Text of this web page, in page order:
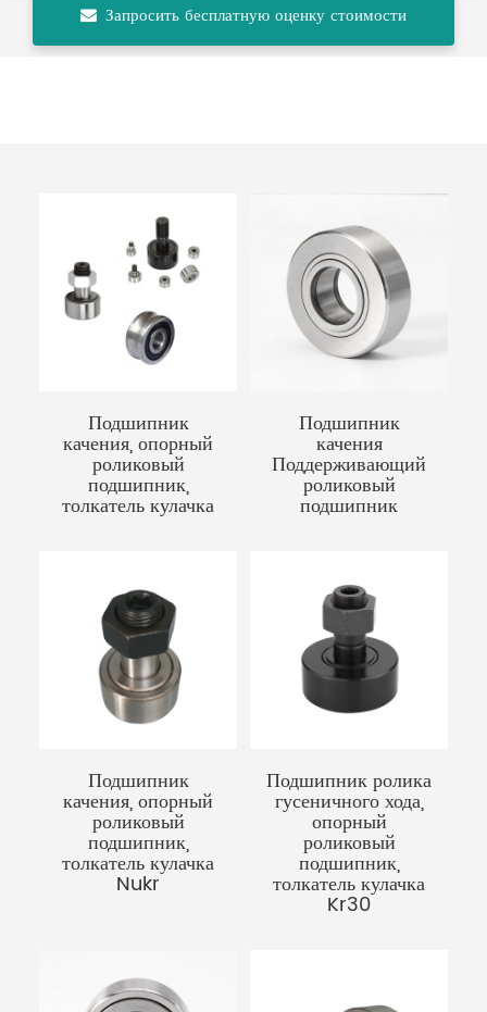
Запросить бесплатную оценку стоимости
Подшипник
качения, опорный
роликовый
подшипник,
толкатель кулачка
Подшипник
качения
Поддерживающий
роликовый
подшипник
Подшипник
качения, опорный
роликовый
подшипник,
толкатель кулачка
Nukr
Подшипник ролика
гусеничного хода,
опорный
роликовый
подшипник,
толкатель кулачка
Kr30